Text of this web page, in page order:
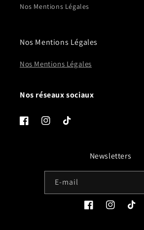
Nos Mentions Légales
Nos Mentions Légales
Nos Mentions Légales
Nos réseaux sociaux
FacebookInstagramTikTok
Newsletters
E-mail
FacebookInstagramTikTok